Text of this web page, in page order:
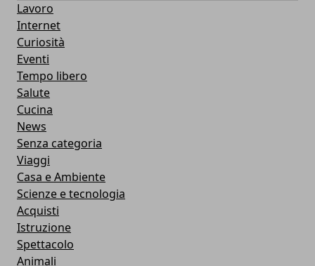
Lavoro
Internet
Curiosità
Eventi
Tempo libero
Salute
Cucina
News
Senza categoria
Viaggi
Casa e Ambiente
Scienze e tecnologia
Acquisti
Istruzione
Spettacolo
Animali